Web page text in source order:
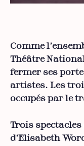
Comme
Théâtre
fermer ses
artistes. Les
occupés par le
Trois
d’Elisabeth